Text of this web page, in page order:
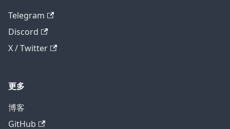
Telegram
Discord
X / Twitter
更多
博客
GitHub